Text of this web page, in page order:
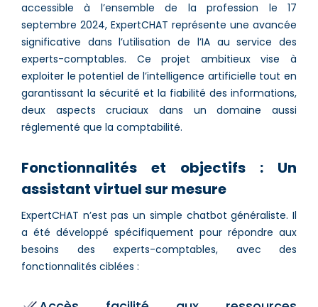
accessible à l’ensemble de la profession le 17
septembre 2024, ExpertCHAT représente une avancée
significative dans l’utilisation de l’IA au service des
experts-comptables. Ce projet ambitieux vise à
exploiter le potentiel de l’intelligence artificielle tout en
garantissant la sécurité et la fiabilité des informations,
deux aspects cruciaux dans un domaine aussi
réglementé que la comptabilité.
Fonctionnalités et objectifs : Un
assistant virtuel sur mesure
ExpertCHAT n’est pas un simple chatbot généraliste. Il
a été développé spécifiquement pour répondre aux
besoins des experts-comptables, avec des
fonctionnalités ciblées :